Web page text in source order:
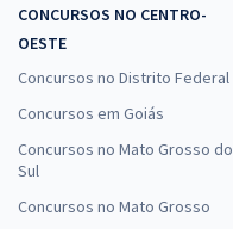
CONCURSOS NO CENTRO-
OESTE
Concursos no Distrito Federal
Concursos em Goiás
Concursos no Mato Grosso do
Sul
Concursos no Mato Grosso